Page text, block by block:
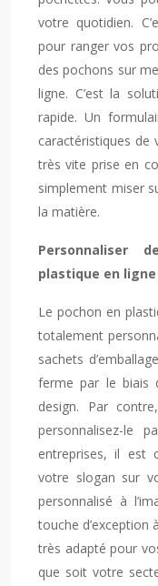
votre quotidien.
pour ranger vos
des pochons sur
ligne. C’est la
rapide. Un
caractéristiques
très vite prise en
simplement miser
la matière.
Personnaliser
plastique en ligne
Le pochon en
totalement
sachets d’emballage
ferme par le biais
design. Par
personnalisez-le
entreprises, il est
votre slogan sur
personnalisé à
touche d’exception
très adapté pour
que soit votre